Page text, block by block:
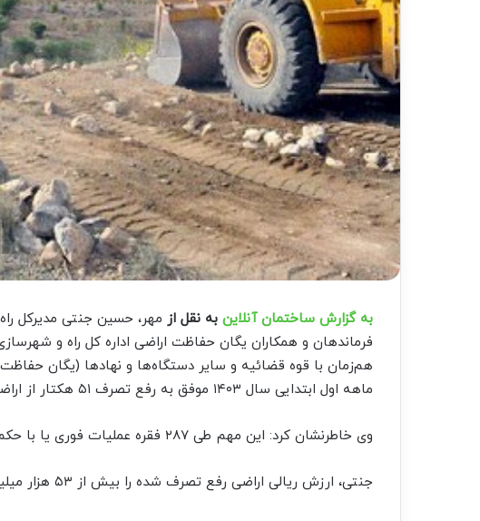
به گزارش ساختمان آنلاین به نقل از مهر، حسین جنتی مدیرکل
فرماندهان و همکاران یگان حفاظت اراضی اداره کل راه و
هم‌زمان با قوه قضائیه و سایر دستگاه‌ها و نهادها (یگان
ماهه اول ابتدایی سال ۱۴۰۳ موفق به رفع تصرف ۵۱ هکتار از اراضی ملی و دولتی از دست زمین خواران شدیم.
وی خاطرنشان کرد: این مهم طی ۲۸۷ فقره عملیات فوری یا با حکم قضائی دادستانی انجام شده است.
جنتی، ارزش ریالی اراضی رفع تصرف شده را بیش از ۵۳ هزار میلیارد ریال عنوان کرد.